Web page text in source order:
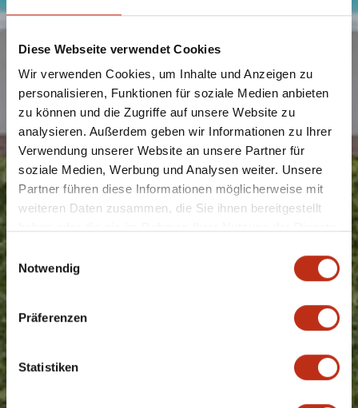
Diese Webseite verwendet Cookies
Wir verwenden Cookies, um Inhalte und Anzeigen zu
personalisieren, Funktionen für soziale Medien anbieten
zu können und die Zugriffe auf unsere Website zu
analysieren. Außerdem geben wir Informationen zu Ihrer
Verwendung unserer Website an unsere Partner für
soziale Medien, Werbung und Analysen weiter. Unsere
Partner führen diese Informationen möglicherweise mit
weiteren Daten zusammen, die Sie ihnen bereitgestellt
Einwilligungsauswahl
Notwendig
Präferenzen
Statistiken